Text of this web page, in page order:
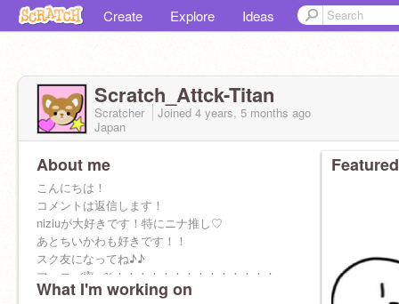
Create Explore Ideas
Scratch_Attck-Titan
Scratcher Joined 4 years, 5 months ago
Japan
About me
こんにちは！
コメントは返信します！
niziuが大好きです！特にニナ推し♡
あとちいかわも好きです！！
スク友になってね♪♪
フォロバ率∞％！！！！！！！！！！！！！！
誕生日は1月11日です！
What I'm working on